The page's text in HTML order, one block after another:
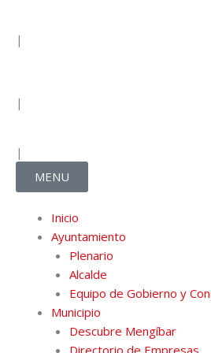
|
c
e
b
o
o
s
t
a
g
r
u
e
|
|
MENU
Inicio
Ayuntamiento
Plenario
Alcalde
Equipo de Gobierno y
Municipio
Descubre Mengíbar
Directorio de Empresas